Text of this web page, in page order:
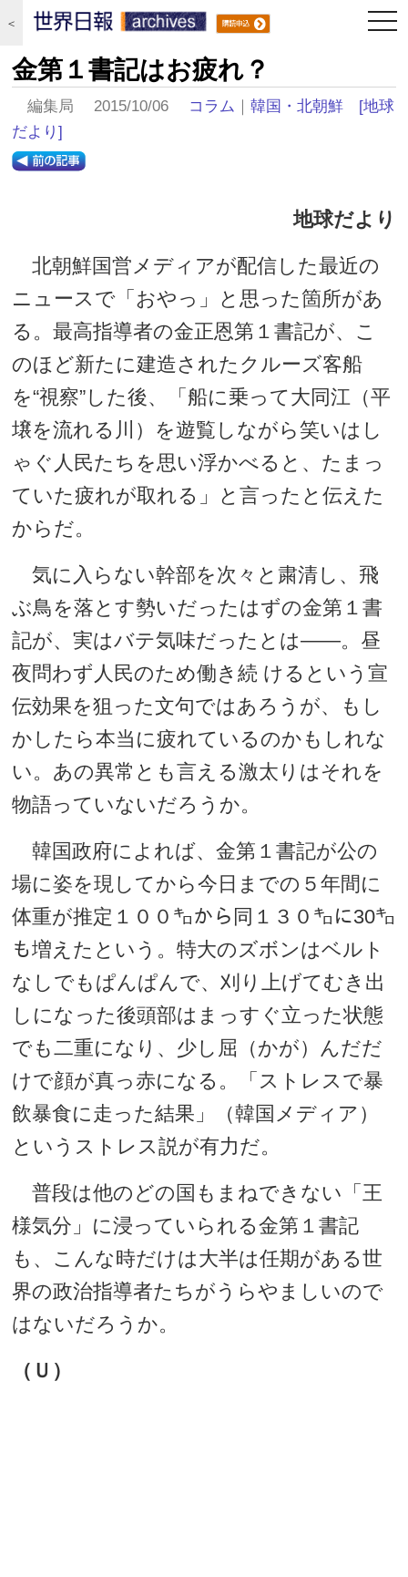
＜
金第１書記はお疲れ？
編集局 2015/10/06 コラム ｜韓国・北朝鮮
[地球
だより]
地球だより
北朝鮮国営メディアが配信した最近の
ニュースで「おやっ」と思った箇所があ
る。最高指導者の金正恩第１書記が、こ
のほど新たに建造されたクルーズ客船
を“視察”した後、「船に乗って大同江（平
壌を流れる川）を遊覧しながら笑いはし
ゃぐ人民たちを思い浮かべると、たまっ
ていた疲れが取れる」と言ったと伝えた
からだ。
気に入らない幹部を次々と粛清し、飛
ぶ鳥を落とす勢いだったはずの金第１書
記が、実はバテ気味だったとは――。昼
夜問わず人民のため働き続 けるという宣
伝効果を狙った文句ではあろうが、もし
かしたら本当に疲れているのかもしれな
い。あの異常とも言える激太りはそれを
物語っていないだろうか。
韓国政府によれば、金第１書記が公の
場に姿を現してから今日までの５年間に
体重が推定１００㌔から同１３０㌔に30㌔
も増えたという。特大のズボンはベルト
なしでもぱんぱんで、刈り上げてむき出
しになった後頭部はまっすぐ立った状態
でも二重になり、少し屈（かが）んだだ
けで顔が真っ赤になる。「ストレスで暴
飲暴食に走った結果」（韓国メディア）
というストレス説が有力だ。
普段は他のどの国もまねできない「王
様気分」に浸っていられる金第１書記
も、こんな時だけは大半は任期がある世
界の政治指導者たちがうらやましいので
はないだろうか。
（Ｕ）